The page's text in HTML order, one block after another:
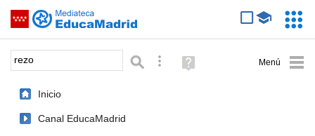
Saltar navegación
Palabra o frase: Búsqueda avanzada
Ayuda
(en
Inicio
Canal EducaMadrid